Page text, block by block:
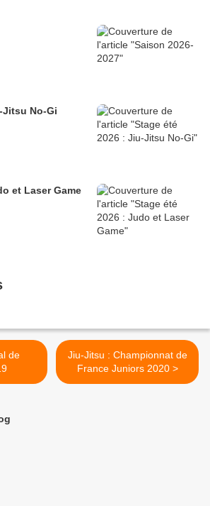
Jitsu No-Gi
et Laser Game
Jiu-Jitsu : Championnat de
France Juniors 2020 >